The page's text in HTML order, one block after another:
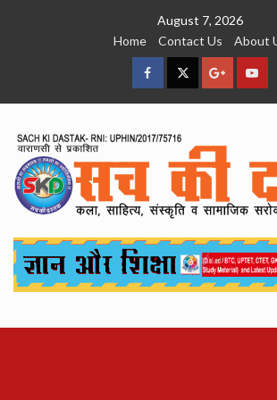
August 7, 2026
Home
Contact Us About
facebookTwitterGoogle